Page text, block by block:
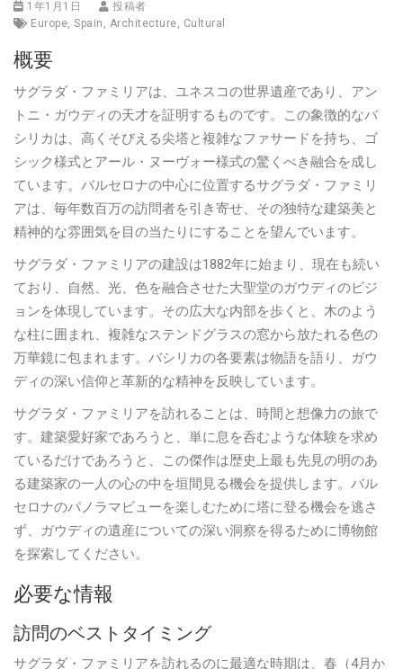
1年1月1日
投稿者
Europe, Spain , Architecture, Cultural
概要
サグラダ・ファミリアは、ユネスコの世界遺産であり、アン
トニ・ガウディの天才を証明するものです。この象徴的なバ
シリカは、高くそびえる尖塔と複雑なファサードを持ち、ゴ
シック様式とアール・ヌーヴォー様式の驚くべき融合を成し
ています。バルセロナの中心に位置するサグラダ・ファミリ
アは、毎年数百万の訪問者を引き寄せ、その独特な建築美と
精神的な雰囲気を目の当たりにすることを望んでいます。
サグラダ・ファミリアの建設は1882年に始まり、現在も続い
ており、自然、光、色を融合させた大聖堂のガウディのビジ
ョンを体現しています。その広大な内部を歩くと、木のよう
な柱に囲まれ、複雑なステンドグラスの窓から放たれる色の
万華鏡に包まれます。バシリカの各要素は物語を語り、ガウ
ディの深い信仰と革新的な精神を反映しています。
サグラダ・ファミリアを訪れることは、時間と想像力の旅で
す。建築愛好家であろうと、単に息を呑むような体験を求め
ているだけであろうと、この傑作は歴史上最も先見の明のあ
る建築家の一人の心の中を垣間見る機会を提供します。バル
セロナのパノラマビューを楽しむために塔に登る機会を逃さ
ず、ガウディの遺産についての深い洞察を得るために博物館
を探索してください。
必要な情報
訪問のベストタイミング
サグラダ・ファミリアを訪れるのに最適な時期は、春（4月か